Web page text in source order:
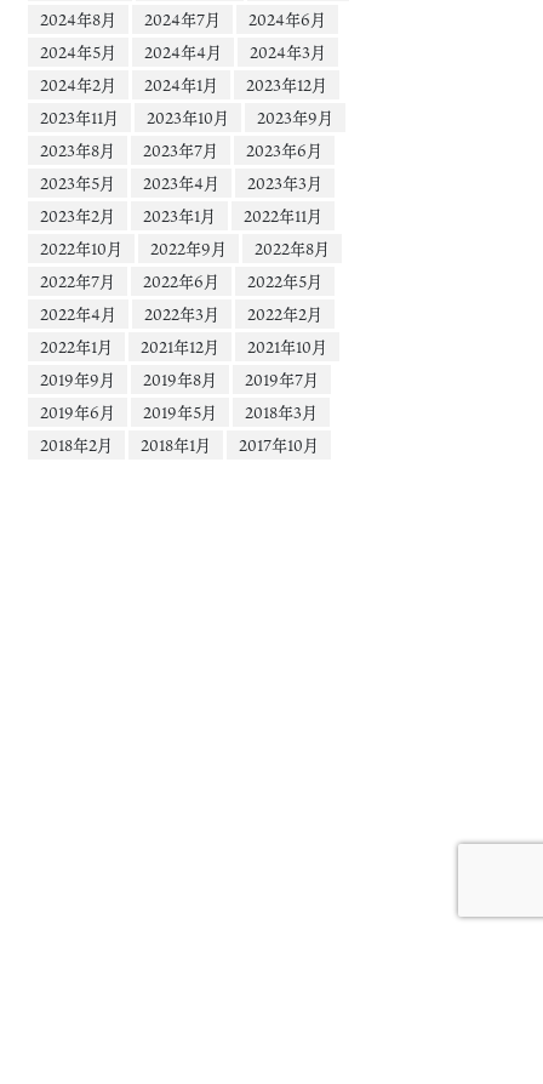
2024年8月
2024年7月
2024年6月
2024年5月
2024年4月
2024年3月
2024年2月
2024年1月
2023年12月
2023年11月
2023年10月
2023年9月
2023年8月
2023年7月
2023年6月
2023年5月
2023年4月
2023年3月
2023年2月
2023年1月
2022年11月
2022年10月
2022年9月
2022年8月
2022年7月
2022年6月
2022年5月
2022年4月
2022年3月
2022年2月
2022年1月
2021年12月
2021年10月
2019年9月
2019年8月
2019年7月
2019年6月
2019年5月
2018年3月
2018年2月
2018年1月 2017年10月